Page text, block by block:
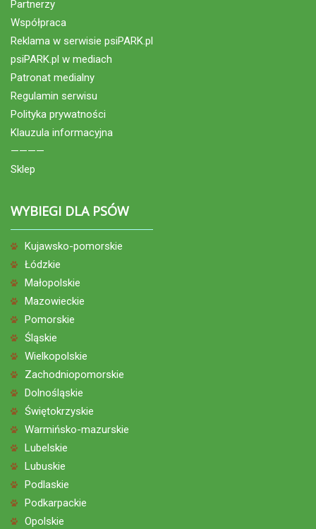
Partnerzy
Współpraca
Reklama w serwisie psiPARK.pl
psiPARK.pl w mediach
Patronat medialny
Regulamin serwisu
Polityka prywatności
Klauzula informacyjna
————
Sklep
WYBIEGI DLA PSÓW
Kujawsko-pomorskie
Łódzkie
Małopolskie
Mazowieckie
Pomorskie
Śląskie
Wielkopolskie
Zachodniopomorskie
Dolnośląskie
Świętokrzyskie
Warmińsko-mazurskie
Lubelskie
Lubuskie
Podlaskie
Podkarpackie
Opolskie